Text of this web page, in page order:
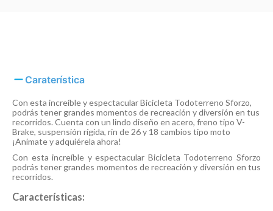
Caraterística
Con esta increíble y espectacular Bicicleta Todoterreno Sforzo,
podrás tener grandes momentos de recreación y diversión en tus
recorridos. Cuenta con un lindo diseño en acero, freno tipo V-
Brake, suspensión rígida, rin de 26 y 18 cambios tipo moto
¡Anímate y adquiérela ahora!
Con esta increíble y espectacular Bicicleta Todoterreno Sforzo
podrás tener grandes momentos de recreación y diversión en tus
recorridos.
Características: